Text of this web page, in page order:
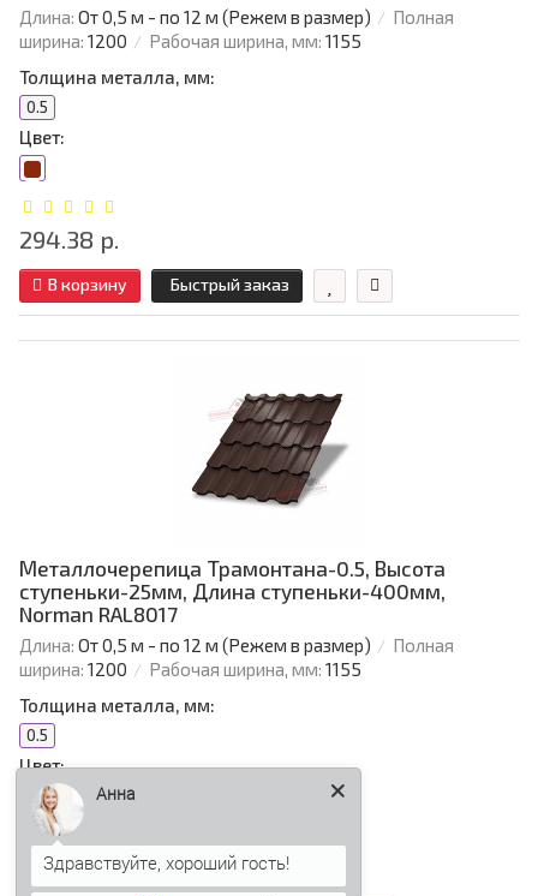
Длина: От 0,5 м - по 12 м (Режем в размер)
Полная
ширина: 1200 Рабочая ширина, мм: 1155
Толщина металла, мм:
0.5
Цвет:
294.38 р.
В корзину Быстрый заказ
Металлочерепица Трамонтана-0.5, Высота
ступеньки-25мм, Длина ступеньки-400мм,
Norman RAL8017
Длина: От 0,5 м - по 12 м (Режем в размер)
Полная
ширина: 1200 Рабочая ширина, мм: 1155
Толщина металла, мм:
0.5
Цвет:
284.30 р.
Анна